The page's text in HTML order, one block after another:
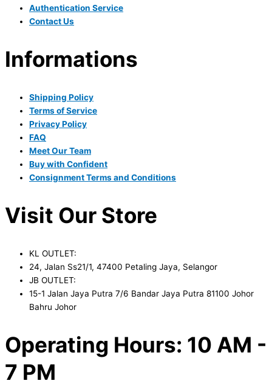
Authentication Service
Contact Us
Informations
Shipping Policy
Terms of Service
Privacy Policy
FAQ
Meet Our Team
Buy with Confident
Consignment Terms and Conditions
Visit Our Store
KL OUTLET:
24, Jalan Ss21/1, 47400 Petaling Jaya, Selangor
JB OUTLET:
15-1 Jalan Jaya Putra 7/6 Bandar Jaya Putra 81100 Johor
Bahru Johor
Operating Hours: 10 AM -
7 PM